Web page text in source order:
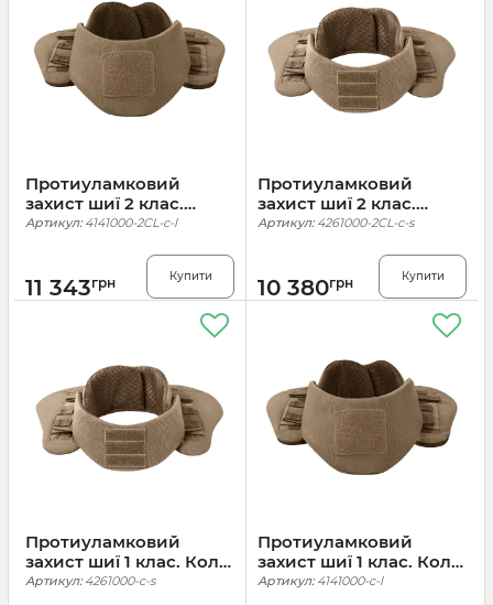
Протиуламковий
захист шиї 2 клас.
Койот
Артикул:4141000-2CL-c-l
11 343грн Купити
Протиуламковий
захист шиї 2 клас.
Койот
Артикул:4261000-2CL-с-s
10 380грн Купити
Протиуламковий
захист шиї 1 клас. Колір
Койот
Артикул:4261000-c-s
Протиуламковий
захист шиї 1 клас. Колір
Койот
Артикул:4141000-c-l